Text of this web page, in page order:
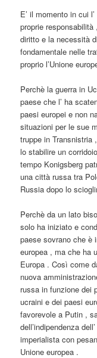
E’ il momento in cui
proprie
diritto e la necessità
fondamentale nelle
proprio l’Unione
Perchè la guerra in
paese che l’ ha
paesi europei e non
situazioni per le sue
truppe in Transnistria
lo stabilire un
tempo Konigsberg
una città russa tra
Russia dopo lo
Perchè da un lato
solo ha iniziato e
paese sovrano che è
europea , ma che ha
Europa . Così come
nuova
russa in funzione dei
ucraini e dei paesi
favorevole a Putin ,
dell’indipendenza
imperialista con
Unione europea .